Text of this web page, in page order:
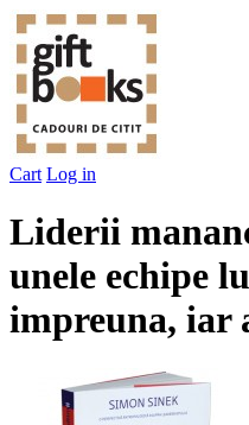
Cart Log in
Liderii
unele echipe
impreuna, iar